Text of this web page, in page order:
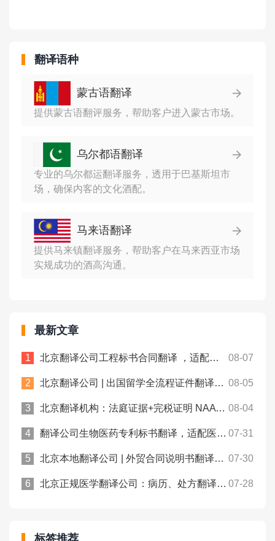
翻译语种
蒙古语翻译
提供蒙古语翻评服务，帮助客户进入蒙古市场。
乌尔都语翻译
专业的乌尔都运翻译服务，透用于巴基斯坦市
场，确保内客的文化酒配。
马来语翻译
提供马来镇翻译服务，帮助客户在马来西亚市场
实规成功的酒高沟通。
最新文章
北京翻译公司工程标书合同翻译 ，适配跨境项目申报！众赞翻译 08-07
北京翻译公司 | 出国留学全流程证件翻译，一站式文书处理！众赞翻译 08-05
北京翻译机构：法庭证据+完税证明 NAATI认证翻译， 中澳法务通用！ 08-04
翻译公司生物医药专利标书翻译，适配医药类专利申报规范！众赞翻译 07-31
北京本地翻译公司 | 外贸合同说明书翻译规避涉外沟通偏差！众赞翻译 07-30
北京正规医学翻译公司：病历、处方翻译件合规用于跨境医保报销！ 07-28